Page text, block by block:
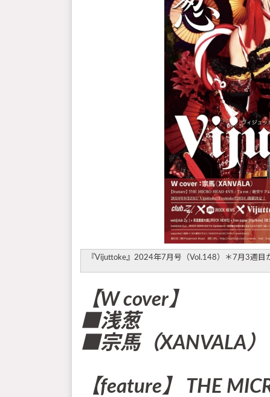
『Vijuttoke』2024年7月号（Vol.148）＊7月3週目
【W cover】
■浅葱
■宗馬（XANVALA）
【feature】 THE